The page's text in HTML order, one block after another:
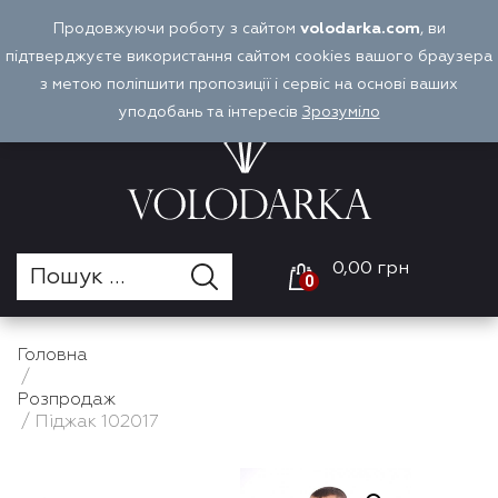
UA
Войти
Оплата і доставка
0
0,00 грн
Головна
/
Розпродаж
/ Піджак 102017
Продовжуючи роботу з сайтом volodarka.com, ви
підтверджуєте використання сайтом cookies вашого браузера
з метою поліпшити пропозиції і сервіс на основі ваших
уподобань та інтересів Зрозуміло